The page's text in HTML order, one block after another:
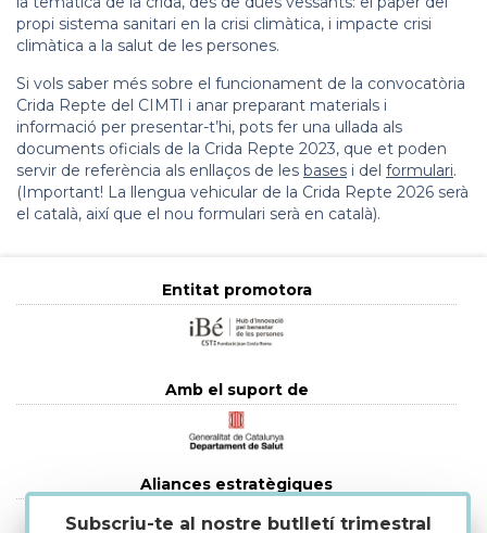
propi sistema sanitari en la crisi climàtica, i impacte crisi
climàtica a la salut de les persones.
Si vols saber més sobre el funcionament de la convocatòria
Crida Repte del CIMTI i anar preparant materials i
informació per presentar-t’hi, pots fer una ullada als
documents oficials de la Crida Repte 2023, que et poden
servir de referència als enllaços de les bases i del formulari.
(Important! La llengua vehicular de la Crida Repte 2026 serà
el català, així que el nou formulari serà en català).
Entitat promotora
Amb el suport de
Aliances estratègiques
Subscriu-te al nostre butlletí trimestral